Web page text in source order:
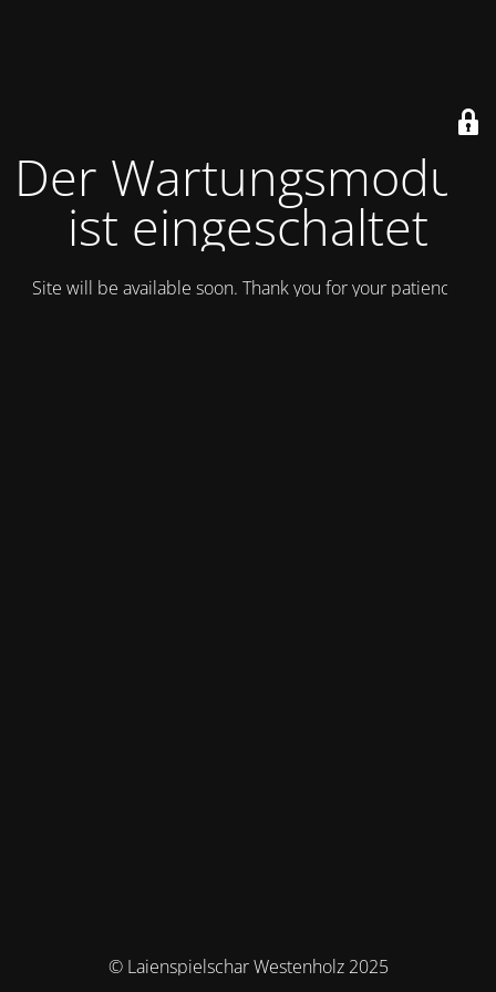
Der Wartungsmodus
ist eingeschaltet
Site will be available soon. Thank you for your patience!
© Laienspielschar Westenholz 2025